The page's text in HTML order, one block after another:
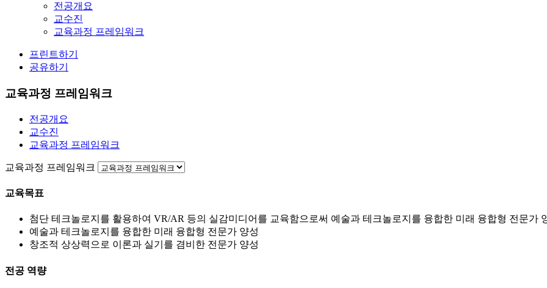
전공개요
교수진
교육과정 프레임워크
프린트하기
공유하기
교육과정 프레임워크
전공개요
교수진
교육과정 프레임워크
교육과정 프레임워크
교육목표
첨단 테크놀로지를 활용하여 VR/AR 등의 실감미디어를 교육함으로써 예술과 테크놀로지를 융합한 미래 융합형 전문가
예술과 테크놀로지를 융합한 미래 융합형 전문가 양성
창조적 상상력으로 이론과 실기를 겸비한 전문가 양성
전공 역량